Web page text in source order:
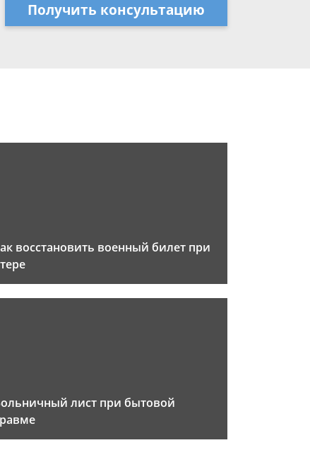
Получить консультацию
восстановить военный билет при
лист при бытовой